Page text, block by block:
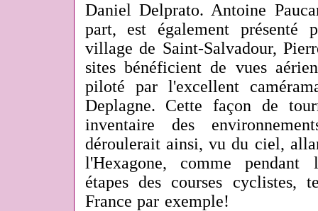
Daniel Delprato. Antoine
part, est également
village de Saint-Salvadour,
sites bénéficient de vues
piloté par l'excellent
Deplagne. Cette façon de
inventaire des
déroulerait ainsi, vu du ciel,
l'Hexagone, comme pendant
étapes des courses cyclistes,
France par exemple!